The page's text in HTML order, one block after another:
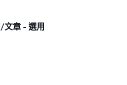
/文章 - 選用